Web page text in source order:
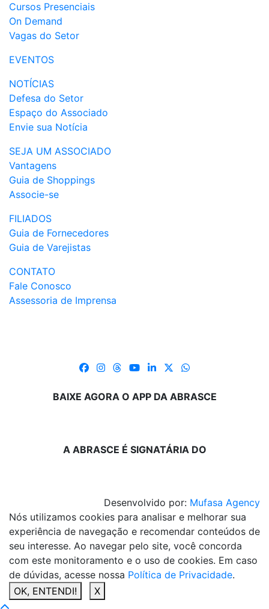
Cursos Presenciais
On Demand
Vagas do Setor
EVENTOS
NOTÍCIAS
Defesa do Setor
Espaço do Associado
Envie sua Notícia
SEJA UM ASSOCIADO
Vantagens
Guia de Shoppings
Associe-se
FILIADOS
Guia de Fornecedores
Guia de Varejistas
CONTATO
Fale Conosco
Assessoria de Imprensa
BAIXE AGORA O APP DA ABRASCE
A ABRASCE É SIGNATÁRIA DO
Desenvolvido por: Mufasa Agency
Nós utilizamos cookies para analisar e melhorar sua
experiência de navegação e recomendar conteúdos de
seu interesse. Ao navegar pelo site, você concorda
com este monitoramento e o uso de cookies. Em caso
de dúvidas, acesse nossa Política de Privacidade.
OK, ENTENDI!
X